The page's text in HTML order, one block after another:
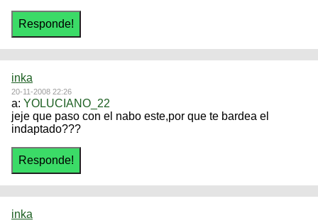
inka
20-11-2008 22:26
a: YOLUCIANO_22
jeje que paso con el nabo este,por que te bardea el
indaptado???
inka